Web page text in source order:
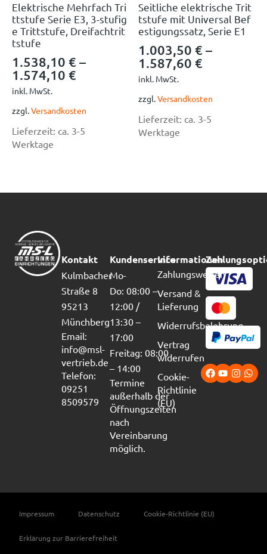
Elektrische Mehrfach Tri
ttstufe Serie E3, 3-stufig
e Trittstufe, Dreifachtrit
tstufe
1.538,10 € –
1.574,10 €
inkl. MwSt.
zzgl.Versandkosten
Lieferzeit: ca. 3-5
Werktage
Seitliche elektrische Trit
tstufe mit Universal Bef
estigungssatz, Serie E1
1.003,50€ –
1.587,60€
inkl. MwSt.
zzgl.Versandkosten
Lieferzeit: ca. 3-5
Werktage
Kontakt
Kulmbacher
Straße 8
95213
Münchberg
Email:
info@msl-
vertrieb.de
Telefon:
09251
8509579
Kundenservice
Mo-
Do: 08:00 –
12:00 /
13:30 –
17:00
Freitag: 08:00
– 14:00
Termine
außerhalb der
Öffnungszeiten
nach
Vereinbarung
möglich.
Informationen
Zahlungsweisen
Versand &
Lieferung
Widerrufsbelehrung
Vertrag
widerrufen
Cookie-
Richtlinie
(EU)
Impressum Datenschutz Cookie-Richtlinie (EU)
Erklärung zur Barrierefreiheit